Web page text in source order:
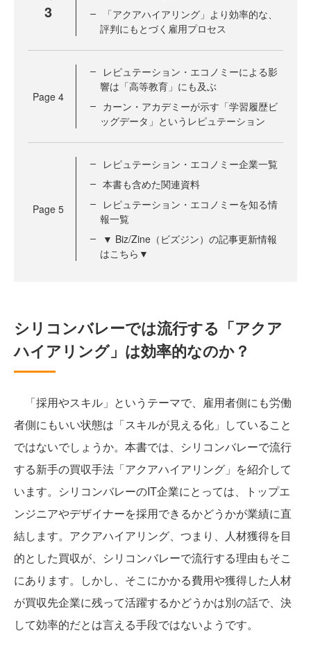
3
「アクアハイアリング」より効率的な、
評判にもとづく雇用プロセス
Page 4
レピュテーション・エコノミーによる影
響は「高等教育」にも及ぶ
カーン・アカデミーが示す「学習履歴ビ
ッグデータ」というレピュテーション
Page 5
レピュテーション・エコノミー企業一覧
本書も含めた関連資料
レピュテーション・エコノミーを知る情
報一覧
▼ Biz/Zine（ビズジン）の記事更新情報
はこちら▼
シリコンバレーでは流行する「アクア
ハイアリング」は効率的なのか？
「採用やスキル」というテーマで、雇用者側にも労働
者側にもいい状態は「スキルが見える化」していること
ではないでしょうか。本書では、シリコンバレーで流行
する新手の買収手法「アクアハイアリング」を紹介して
います。シリコンバレーのIT企業にとっては、トップエ
ンジニアやデザイナーを採用できるかどうかが業績に直
結します。アクアハイアリング、つまり、人材獲得を目
的とした買収が、シリコンバレーで流行する理由もそこ
にあります。しかし、そこにかかる費用や獲得した人材
が買収先企業に残って活躍するかどうかは別の話で、決
して効率的だとは言える手段ではないようです。